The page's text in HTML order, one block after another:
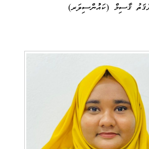
ޤާސިމް (ކައުުންސިލަރ)